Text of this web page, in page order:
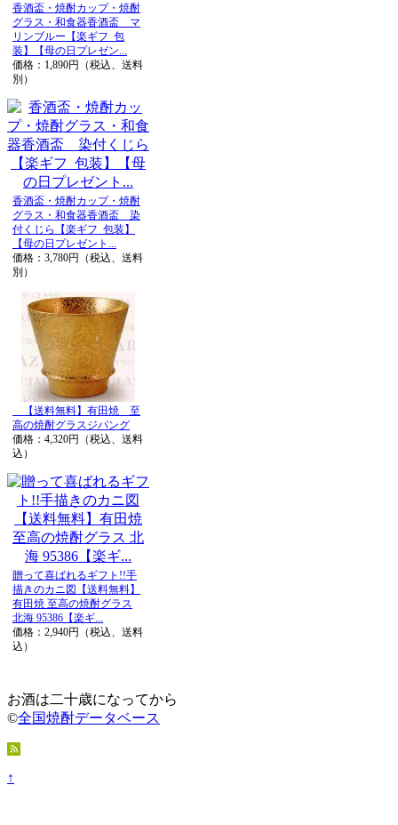
香酒盃・焼酎カップ・焼酎
グラス・和食器香酒盃 マ
リンブルー【楽ギフ_包
装】【母の日プレゼン...
価格：1,890円（税込、送料
別）
香酒盃・焼酎カップ・焼酎
グラス・和食器香酒盃 染
付くじら【楽ギフ_包装】
【母の日プレゼント...
価格：3,780円（税込、送料
別）
【送料無料】有田焼 至
高の焼酎グラスジパング
価格：4,320円（税込、送料
込）
贈って喜ばれるギフト!!手
描きのカニ図【送料無料】
有田焼 至高の焼酎グラス
北海 95386【楽ギ...
価格：2,940円（税込、送料
込）
お酒は二十歳になってから
©全国焼酎データベース
↑